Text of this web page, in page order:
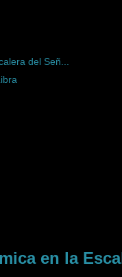
del Señ...
en la